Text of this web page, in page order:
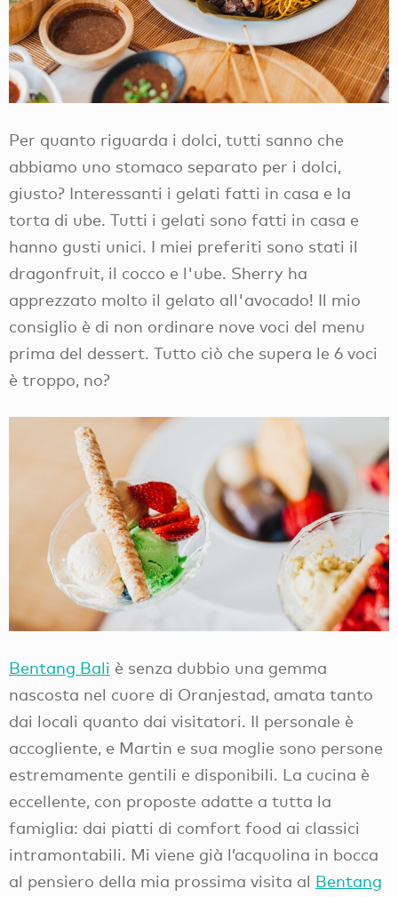
Per quanto riguarda i dolci, tutti sanno che
abbiamo uno stomaco separato per i dolci,
giusto? Interessanti i gelati fatti in casa e la
torta di ube. Tutti i gelati sono fatti in casa e
hanno gusti unici. I miei preferiti sono stati il
dragonfruit, il cocco e l'ube. Sherry ha
apprezzato molto il gelato all'avocado! Il mio
consiglio è di non ordinare nove voci del menu
prima del dessert. Tutto ciò che supera le 6 voci
è troppo, no?
Bentang Bali è senza dubbio una gemma
nascosta nel cuore di Oranjestad, amata tanto
dai locali quanto dai visitatori. Il personale è
accogliente, e Martin e sua moglie sono persone
estremamente gentili e disponibili. La cucina è
eccellente, con proposte adatte a tutta la
famiglia: dai piatti di comfort food ai classici
intramontabili. Mi viene già l’acquolina in bocca
al pensiero della mia prossima visita al Bentang